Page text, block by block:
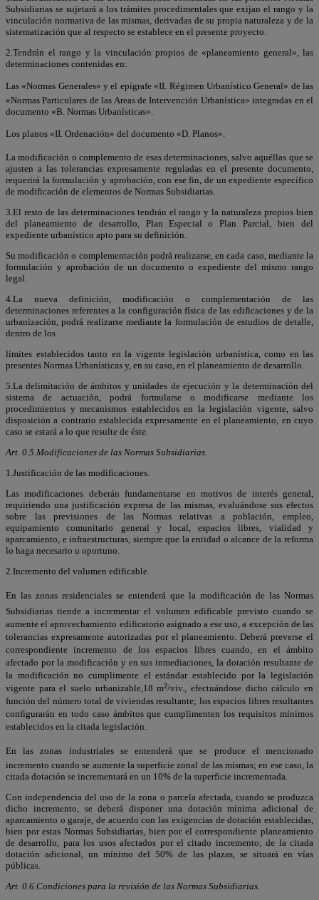
Subsidiarias se sujetará a los trámites procedimentales que exijan el rango y la
vinculación normativa de las mismas, derivadas de su propia naturaleza y de la
sistematización que al respecto se establece en el presente proyecto.
2.Tendrán el rango y la vinculación propios de «planeamiento general», las
determinaciones contenidas en:
Las «Normas Generales» y el epígrafe «II. Régimen Urbanístico General» de las
«Normas Particulares de las Areas de Intervención Urbanística» integradas en el
documento «B. Normas Urbanísticas».
Los planos «II. Ordenación» del documento «D. Planos».
La modificación o complemento de esas determinaciones, salvo aquéllas que se
ajusten a las tolerancias expresamente reguladas en el presente documento,
requerirá la formulación y aprobación, con ese fin, de un expediente específico
de modificación de elementos de Normas Subsidiarias.
3.El resto de las determinaciones tendrán el rango y la naturaleza propios bien
del planeamiento de desarrollo, Plan Especial o Plan Parcial, bien del
expediente urbanístico apto para su definición.
Su modificación o complementación podrá realizarse, en cada caso, mediante la
formulación y aprobación de un documento o expediente del mismo rango
legal.
4.La nueva definición, modificación o complementación de las
determinaciones referentes a la configuración física de las edificaciones y de la
urbanización, podrá realizarse mediante la formulación de estudios de detalle,
dentro de los
límites establecidos tanto en la vigente legislación urbanística, como en las
presentes Normas Urbanísticas y, en su caso, en el planeamiento de desarrollo.
5.La delimitación de ámbitos y unidades de ejecución y la determinación del
sistema de actuación, podrá formularse o modificarse mediante los
procedimientos y mecanismos establecidos en la legislación vigente, salvo
disposición a contrario establecida expresamente en el planeamiento, en cuyo
caso se estará a lo que resulte de éste.
Art. 0.5.Modificaciones de las Normas Subsidiarias.
1.Justificación de las modificaciones.
Las modificaciones deberán fundamentarse en motivos de interés general,
requiriendo una justificación expresa de las mismas, evaluándose sus efectos
sobre las previsiones de las Normas relativas a población, empleo,
equipamiento comunitario general y local, espacios libres, vialidad y
aparcamiento, e infraestructuras, siempre que la entidad o alcance de la reforma
lo haga necesario u oportuno.
2.Incremento del volumen edificable.
En las zonas residenciales se entenderá que la modificación de las Normas
Subsidiarias tiende a incrementar el volumen edificable previsto cuando se
aumente el aprovechamiento edificatorio asignado a ese uso, a excepción de las
tolerancias expresamente autorizadas por el planeamiento. Deberá preverse el
correspondiente incremento de los espacios libres cuando, en el ámbito
afectado por la modificación y en sus inmediaciones, la dotación resultante de
la modificación no cumplimente el estándar establecido por la legislación
vigente para el suelo urbanizable,18 m²/viv., efectuándose dicho cálculo en
función del número total de viviendas resultante; los espacios libres resultantes
configurarán en todo caso ámbitos que cumplimenten los requisitos mínimos
establecidos en la citada legislación.
En las zonas industriales se entenderá que se produce el mencionado
incremento cuando se aumente la superficie zonal de las mismas; en ese caso, la
citada dotación se incrementará en un 10% de la superficie incrementada.
Con independencia del uso de la zona o parcela afectada, cuando se produzca
dicho incremento, se deberá disponer una dotación mínima adicional de
aparcamiento o garaje, de acuerdo con las exigencias de dotación establecidas,
bien por estas Normas Subsidiarias, bien por el correspondiente planeamiento
de desarrollo, para los usos afectados por el citado incremento; de la citada
dotación adicional, un mínimo del 50% de las plazas, se situará en vías
públicas.
Art. 0.6.Condiciones para la revisión de las Normas Subsidiarias.